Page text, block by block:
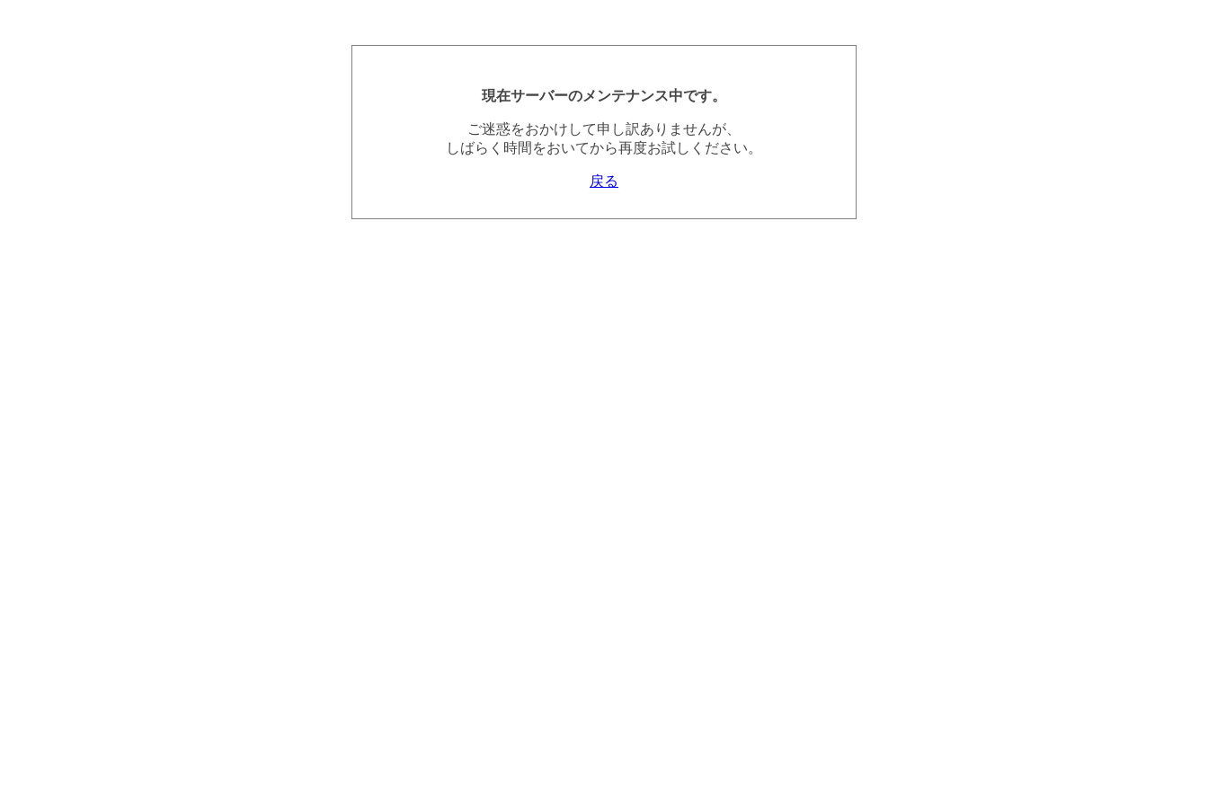
現在サーバーのメンテナンス中です。
ご迷惑をおかけして申し訳ありませんが、
しばらく時間をおいてから再度お試しください。
戻る